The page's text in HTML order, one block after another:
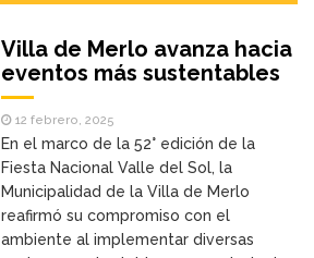
Villa de Merlo avanza hacia
eventos más sustentables
12 febrero, 2025
En el marco de la 52° edición de la
Fiesta Nacional Valle del Sol, la
Municipalidad de la Villa de Merlo
reafirmó su compromiso con el
ambiente al implementar diversas